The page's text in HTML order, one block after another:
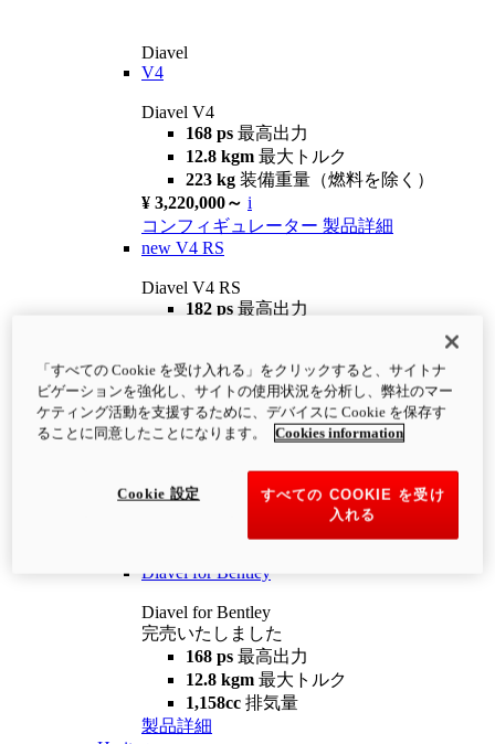
Diavel
V4
Diavel V4
168 ps 最高出力
12.8 kgm 最大トルク
223 kg 装備重量（燃料を除く）
¥ 3,220,000～ i
コンフィギュレーター 製品詳細
new V4 RS
Diavel V4 RS
182 ps 最高出力
¥4,400,000 i
コンフィギュレーター 製品詳細
newV4 RS 100
12.2 kgm
最大トルク
装備重量（燃料を除く）
Diavel for Bentley
Diavel for Bentley
完売いたしました
168 ps 最高出力
12.8 kgm 最大トルク
1,158cc 排気量
製品詳細
「すべての Cookie を受け入れる」をクリックすると、サイトナ
ビゲーションを強化し、サイトの使用状況を分析し、弊社のマー
ケティング活動を支援するために、デバイスに Cookie を保存す
ることに同意したことになります。
Cookies information
すべての COOKIE を受け
入れる
Cookie 設定